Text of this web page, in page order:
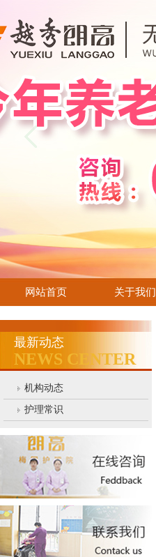
网站首页 关于我们
最新动态
NEWS CENTER
机构动态
护理常识